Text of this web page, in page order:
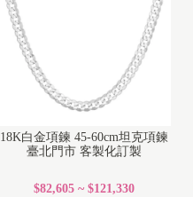
18K白金項鍊 45-60cm坦克項鍊
臺北門市 客製化訂製
$82,605 ~ $121,330